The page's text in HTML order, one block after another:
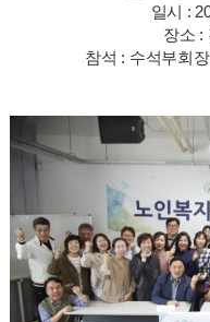
일시 :
장소 :
참석 : 수석부회